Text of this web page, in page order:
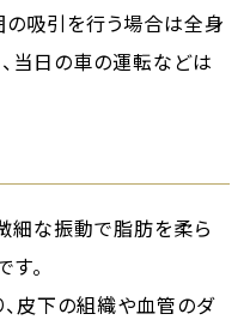
吸引を行う場合は全身
当日の車の運転などは
細な振動で脂肪を柔ら
。
皮下の組織や血管のダ